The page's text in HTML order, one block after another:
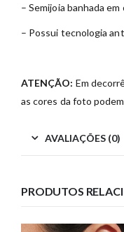
– Semijoia banhada em
– Possui tecnologia
ATENÇÃO: Em
as cores da foto
AVALIAÇÕES (0)
PRODUTOS